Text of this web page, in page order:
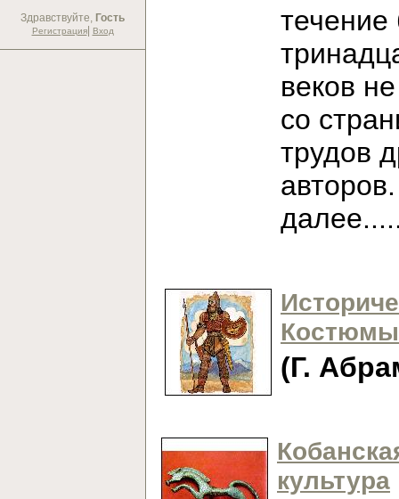
Здравствуйте, Гость
Регистрация| Вход
течение
веков
со
трудов
Костюмы
(Г.
культура